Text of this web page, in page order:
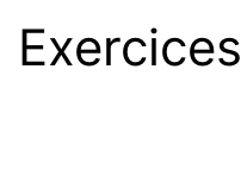
Exercices